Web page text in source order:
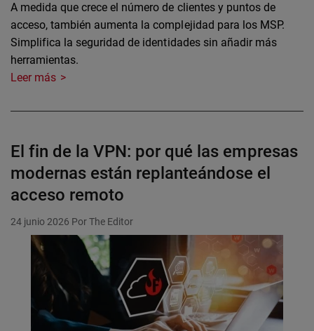
A medida que crece el número de clientes y puntos de
acceso, también aumenta la complejidad para los MSP.
Simplifica la seguridad de identidades sin añadir más
herramientas.
Leer más
El fin de la VPN: por qué las empresas
modernas están replanteándose el
acceso remoto
24 junio 2026 Por The Editor